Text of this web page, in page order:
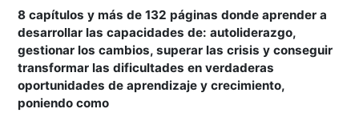
8 capítulos y más de 132 páginas donde aprender a
desarrollar las capacidades de: autoliderazgo,
gestionar los cambios, superar las crisis y conseguir
transformar las dificultades en verdaderas
oportunidades de aprendizaje y crecimiento,
poniendo como